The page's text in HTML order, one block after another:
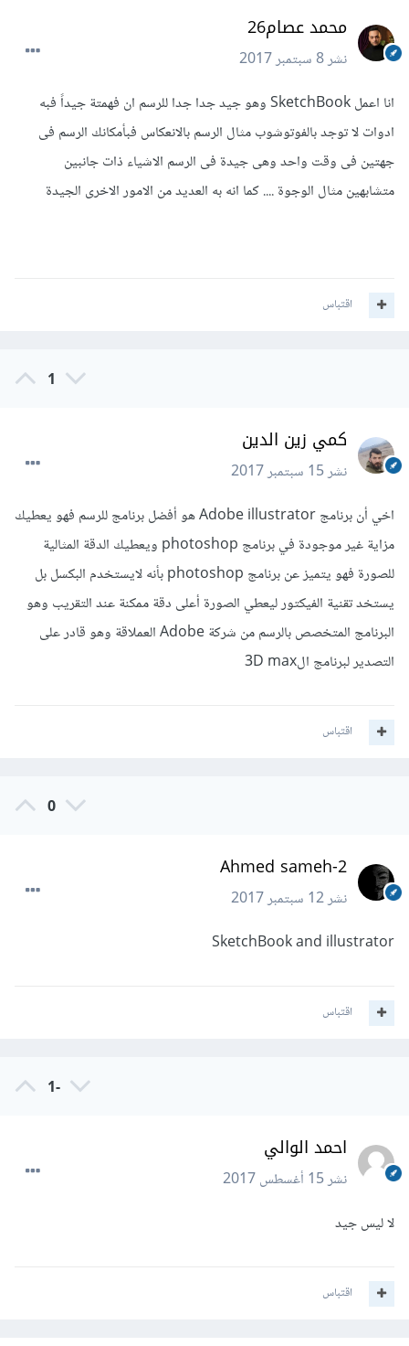
محمد عصام26
نشر8 سبتمبر 2017
انا اعمل SketchBook وهو جيد جدا جدا للرسم ان فهمتة جيداً فبه
ادوات لا توجد بالفوتوشوب مثال الرسم بالانعكاس فبأمكانك الرسم فى
جهتين فى وقت واحد وهى جيدة فى الرسم الاشياء ذات جانبين
متشابهين مثال الوجوة .... كما انه به العديد من الامور الاخرى الجيدة
اقتباس
1
كمي زين الدين
نشر15 سبتمبر 2017
اخي أن برنامج Adobe illustrator هو أفضل برنامج للرسم فهو يعطيك
مزاية غير موجودة في برنامج photoshop ويعطيك الدقة المثالية
للصورة فهو يتميز عن برنامج photoshop بأنه لايستخدم البكسل بل
يستخد تقنية الفيكتور ليعطي الصورة أعلى دقة ممكنة عند التقريب وهو
البرنامج المتخصص بالرسم من شركة Adobe العملاقة وهو قادر على
التصدير لبرنامج ال3D max
اقتباس
0
Ahmed sameh-2
نشر12 سبتمبر 2017
SketchBook and illustrator
اقتباس
-1
احمد الوالي
نشر15 أغسطس 2017
لا ليس جيد
اقتباس